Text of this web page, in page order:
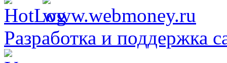
Разработка и поддержка